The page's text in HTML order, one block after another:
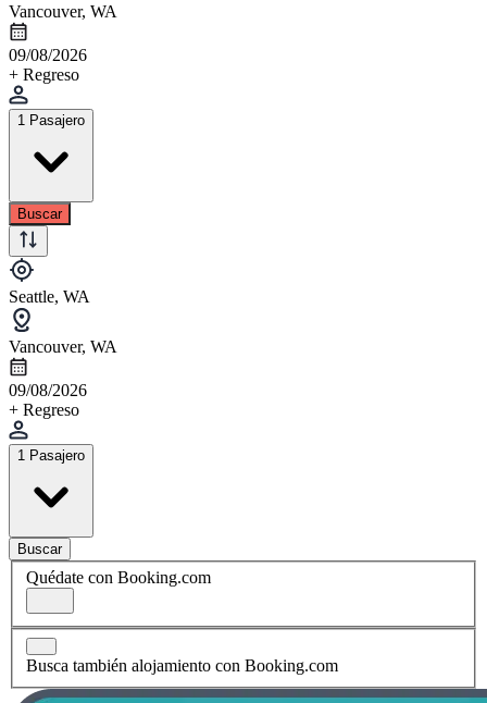
Vancouver, WA
09/08/2026
+ Regreso
1 Pasajero
Buscar
Seattle, WA
Vancouver, WA
09/08/2026
+ Regreso
1 Pasajero
Buscar
Quédate con Booking.com
Busca también alojamiento con Booking.com